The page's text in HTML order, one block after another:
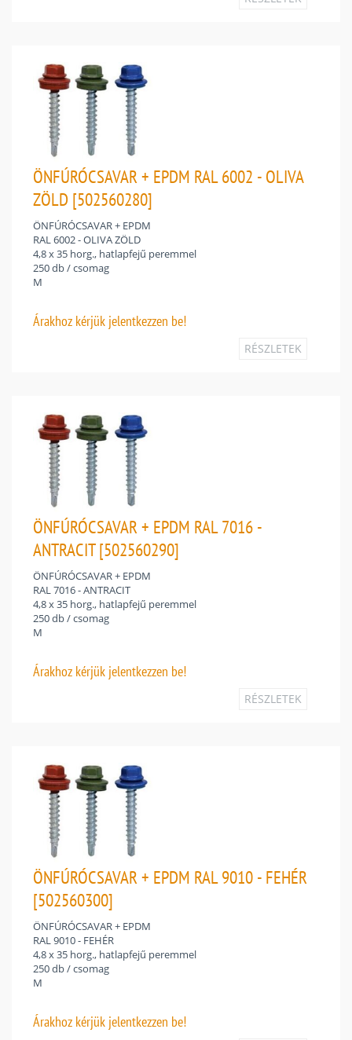
ÖNFÚRÓCSAVAR + EPDM RAL 6002 - OLIVA
ZÖLD [502560280]
ÖNFÚRÓCSAVAR + EPDM
RAL 6002 - OLIVA ZÖLD
4,8 x 35 horg., hatlapfejű peremmel
250 db / csomag
M
Árakhoz kérjük jelentkezzen be!
RÉSZLETEK
ÖNFÚRÓCSAVAR + EPDM RAL 7016 -
ANTRACIT [502560290]
ÖNFÚRÓCSAVAR + EPDM
RAL 7016 - ANTRACIT
4,8 x 35 horg., hatlapfejű peremmel
250 db / csomag
M
Árakhoz kérjük jelentkezzen be!
RÉSZLETEK
ÖNFÚRÓCSAVAR + EPDM RAL 9010 - FEHÉR
[502560300]
ÖNFÚRÓCSAVAR + EPDM
RAL 9010 - FEHÉR
4,8 x 35 horg., hatlapfejű peremmel
250 db / csomag
M
Árakhoz kérjük jelentkezzen be!